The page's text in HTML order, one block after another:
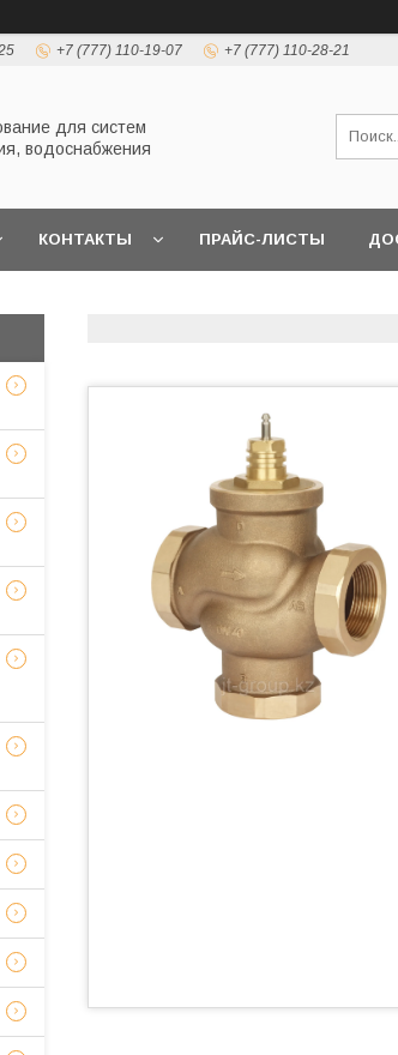
+7 (777) 110-19-07 +7 (777) 110-28-21
для систем
водоснабжения
КОНТАКТЫ ПРАЙС-ЛИСТЫ